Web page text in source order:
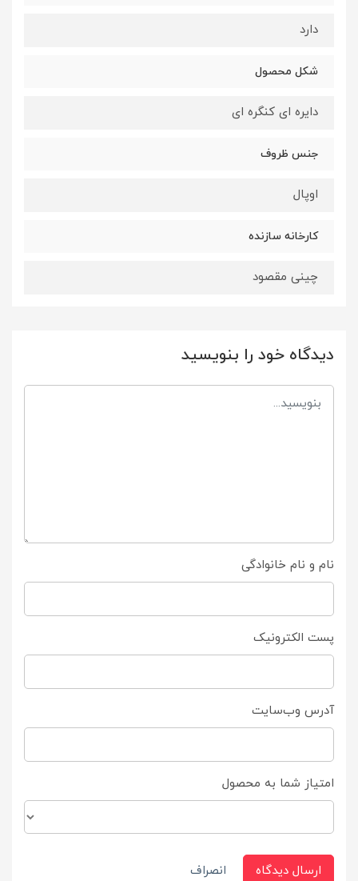
دارد
شکل محصول
دایره ای کنگره ای
جنس ظروف
اوپال
کارخانه سازنده
چینی مقصود
دیدگاه خود را بنویسید
نام و نام خانوادگی
پست الکترونیک
آدرس وب‌سایت
امتیاز شما به محصول
ارسال دیدگاه انصراف